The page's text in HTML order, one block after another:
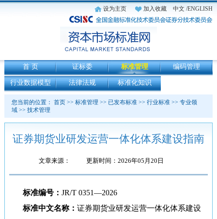
设为主页 加入收藏 中文 /ENGLISH
首 页 证标委 标准管理 编码管理
行业数据模型 法律法规 标准化知识
您当前的位置： 首页>> 标准管理 >> 已发布标准>> 行业标准>> 专业领
域>> 技术管理
证券期货业研发运营一体化体系建设指南
文章来源： 更新时间：2026年05月20日
标准编号： JR/T 0351—2026
标准中文名称： 证券期货业研发运营一体化体系建设